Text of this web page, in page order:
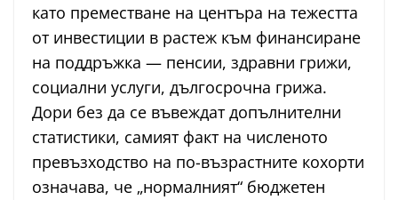
като преместване на центъра на тежестта
от инвестиции в растеж към финансиране
на поддръжка — пенсии, здравни грижи,
социални услуги, дългосрочна грижа.
Дори без да се въвеждат допълнителни
статистики, самият факт на численото
превъзходство на по-възрастните кохорти
означава, че „нормалният“ бюджетен